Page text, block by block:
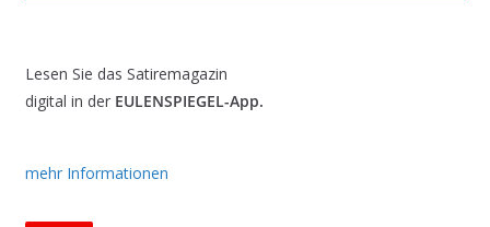
Lesen Sie das Satiremagazin
digital in der EULENSPIEGEL-App.
mehr Informationen